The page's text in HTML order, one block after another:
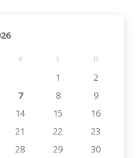
V S D
1
2
7 8
9
14 15
16
21 22
23
28 29
30